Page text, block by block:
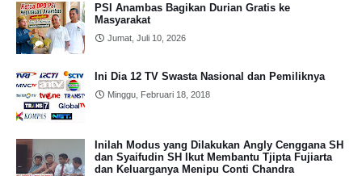
PSI Anambas Bagikan Durian Gratis ke
Masyarakat
Jumat, Juli 10, 2026
Ini Dia 12 TV Swasta Nasional dan Pemiliknya
Minggu, Februari 18, 2018
Inilah Modus yang Dilakukan Angly Cenggana SH
dan Syaifudin SH Ikut Membantu Tjipta Fujiarta
dan Keluarganya Menipu Conti Chandra